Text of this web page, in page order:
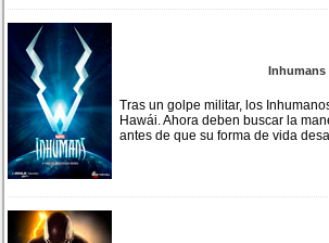
Inhumans
Tras un golpe militar, los
Hawái. Ahora deben buscar la
antes de que su forma de vida